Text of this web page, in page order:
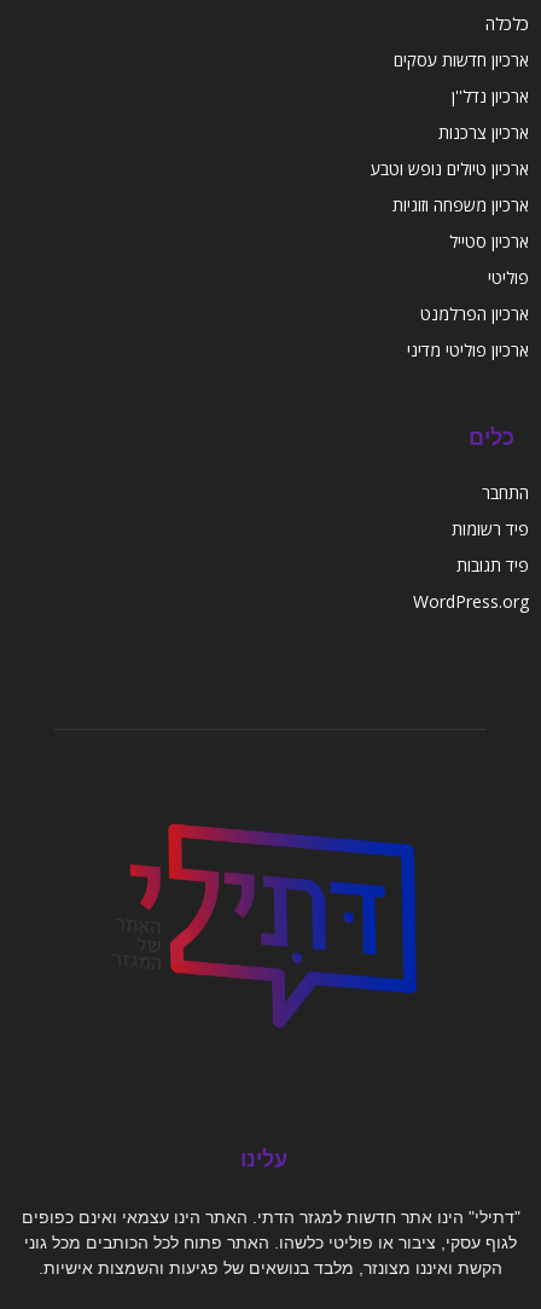
כלכלה
ארכיון חדשות עסקים
ארכיון נדל''ן
ארכיון צרכנות
ארכיון טיולים נופש וטבע
ארכיון משפחה וזוגיות
ארכיון סטייל
פוליטי
ארכיון הפרלמנט
ארכיון פוליטי מדיני
כלים
התחבר
פיד רשומות
פיד תגובות
WordPress.org
עלינו
"דתילי" הינו אתר חדשות למגזר הדתי. האתר הינו עצמאי ואינם כפופים
לגוף עסקי, ציבור או פוליטי כלשהו. האתר פתוח לכל הכותבים מכל גוני
הקשת ואיננו מצונזר, מלבד בנושאים של פגיעות והשמצות אישיות.